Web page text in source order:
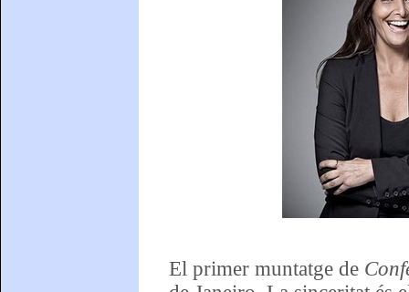
El primer muntatge de